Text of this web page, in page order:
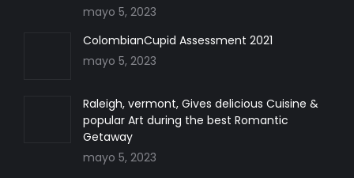
mayo 5, 2023
ColombianCupid Assessment 2021
mayo 5, 2023
Raleigh, vermont, Gives delicious Cuisine &
popular Art during the best Romantic
Getaway
mayo 5, 2023